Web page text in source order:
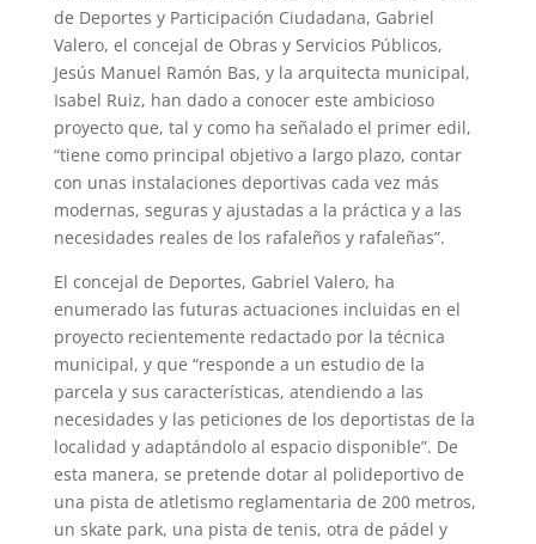
de Deportes y Participación Ciudadana, Gabriel
Valero, el concejal de Obras y Servicios Públicos,
Jesús Manuel Ramón Bas, y la arquitecta municipal,
Isabel Ruiz, han dado a conocer este ambicioso
proyecto que, tal y como ha señalado el primer edil,
“tiene como principal objetivo a largo plazo, contar
con unas instalaciones deportivas cada vez más
modernas, seguras y ajustadas a la práctica y a las
necesidades reales de los rafaleños y rafaleñas”.
El concejal de Deportes, Gabriel Valero, ha
enumerado las futuras actuaciones incluidas en el
proyecto recientemente redactado por la técnica
municipal, y que “responde a un estudio de la
parcela y sus características, atendiendo a las
necesidades y las peticiones de los deportistas de la
localidad y adaptándolo al espacio disponible”. De
esta manera, se pretende dotar al polideportivo de
una pista de atletismo reglamentaria de 200 metros,
un skate park, una pista de tenis, otra de pádel y